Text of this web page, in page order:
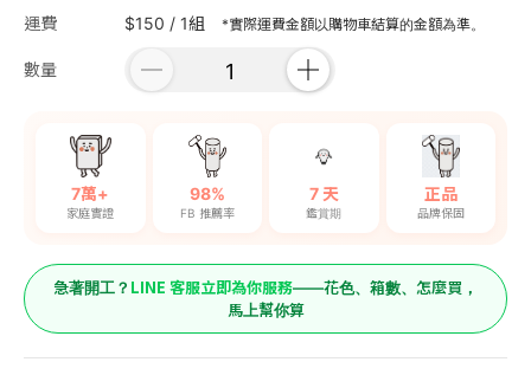
運費
$150 / 1組 *實際運費金額以購物車結算的金額為準。
數量
7萬+
家庭實證
98%
FB 推薦率
7 天
鑑賞期
正品
品牌保固
急著開工？ LINE 客服立即為你服務——花色、箱數、怎麼買，
馬上幫你算